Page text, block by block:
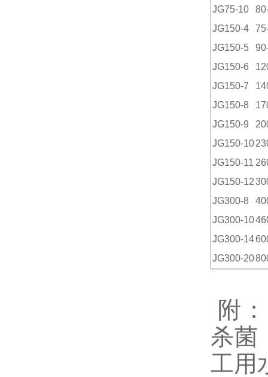
JG75-10
JG150-4
JG150-5
JG150-6
JG150-7
JG150-8
JG150-9
JG150-10
JG150-11
JG150-12
JG300-8
JG300-10
JG300-14
JG300-20
附：
杀菌
工用